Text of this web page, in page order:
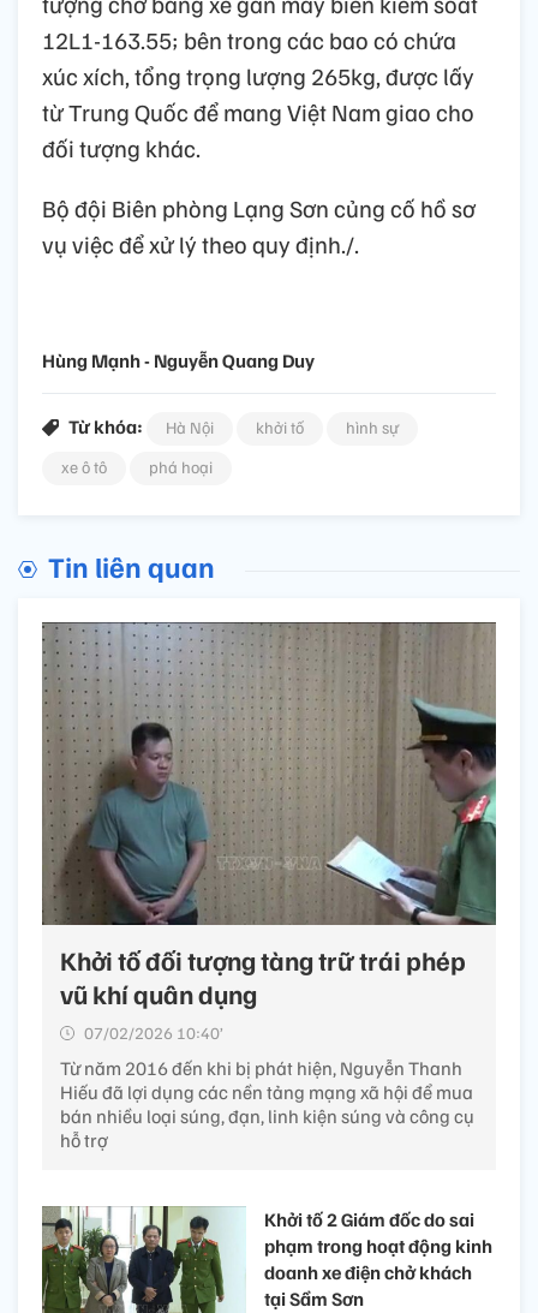
12L1-163.55; bên trong các bao có chứa
xúc xích, tổng trọng lượng 265kg, được lấy
từ Trung Quốc để mang Việt Nam giao cho
đối tượng khác.
Bộ đội Biên phòng Lạng Sơn củng cố hồ sơ
vụ việc để xử lý theo quy định./.
Hùng Mạnh - Nguyễn Quang Duy
Từ khóa: Hà Nội khởi tố
hình sự
xe ô tô
phá hoại
Tin liên quan
Khởi tố đối tượng tàng trữ trái phép
vũ khí quân dụng
07/02/2026 10:40’
Từ năm 2016 đến khi bị phát hiện, Nguyễn Thanh
Hiếu đã lợi dụng các nền tảng mạng xã hội để mua
bán nhiều loại súng, đạn, linh kiện súng và công cụ
hỗ trợ
Khởi tố 2 Giám đốc do sai
phạm trong hoạt động kinh
doanh xe điện chở khách
tại Sầm Sơn